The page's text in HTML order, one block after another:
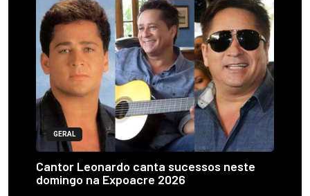
GERAL
Cantor Leonardo canta sucessos neste
domingo na Expoacre 2026